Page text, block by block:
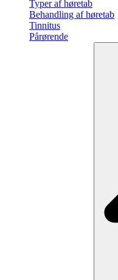
Typer af høretab
Behandling af høretab
Tinnitus
Pårørende